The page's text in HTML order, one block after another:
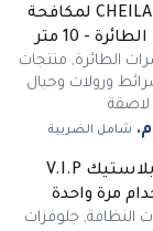
رول لاصق CHEILA لمكافحة
- 10 متر
الطائرة, منتجات
ورولات وحبال
لاصقة
شامل الضريبة
قفازات بلاستيك V.I.P
مرة واحدة
النظافة,جلوفزات